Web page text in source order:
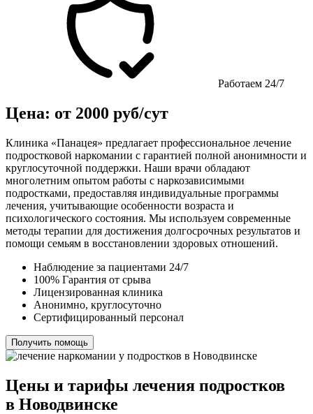
Работаем 24/7
Цена: от 2000 руб/сут
Клиника «Панацея» предлагает профессиональное лечение
подростковой наркомании с гарантией полной анонимности и
круглосуточной поддержки. Наши врачи обладают
многолетним опытом работы с наркозависимыми
подростками, предоставляя индивидуальные программы
лечения, учитывающие особенности возраста и
психологического состояния. Мы используем современные
методы терапии для достижения долгосрочных результатов и
помощи семьям в восстановлении здоровых отношений.
Наблюдение за пациентами 24/7
100% Гарантия от срыва
Лицензированная клиника
Анонимно, круглосуточно
Сертифицированный персонал
Получить помощь
Цены и тарифы лечения подростков
в Новодвинске